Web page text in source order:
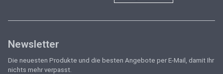
Newsletter
Die neuesten Produkte und die besten Angebote per E-Mail, damit Ihr
nichts mehr verpasst.